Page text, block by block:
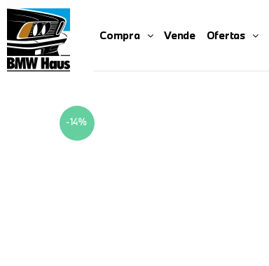
Compra Vende Ofertas
-14%